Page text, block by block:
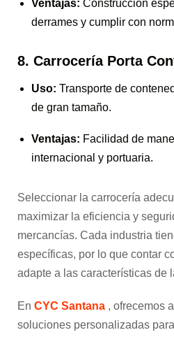
Ventajas: Construcción
derrames y cumplir con
8. Carrocería Porta
Uso: Transporte de
de gran tamaño.
Ventajas: Facilidad de
internacional y portuaria.
Seleccionar la carrocería
maximizar la eficiencia y
mercancías. Cada industria
específicas, por lo que contar
adapte a las características de
En CYC Santana , ofrecemos
soluciones personalizadas